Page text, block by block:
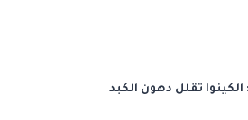
تقلل دهون الكبد